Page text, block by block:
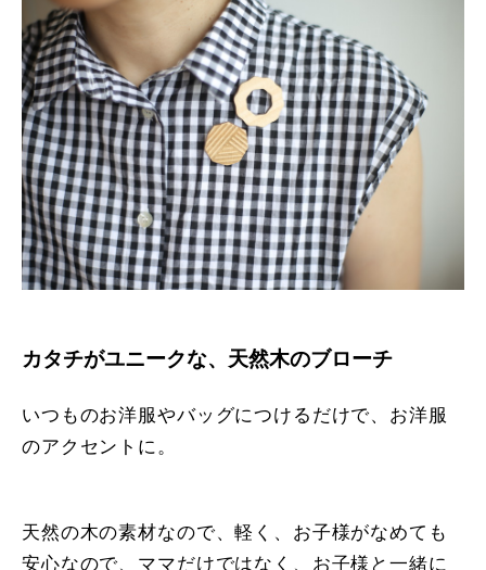
カタチがユニークな、天然木のブローチ
いつものお洋服やバッグにつけるだけで、お洋服
のアクセントに。
天然の木の素材なので、軽く、お子様がなめても
安心なので、ママだけではなく、お子様と一緒に